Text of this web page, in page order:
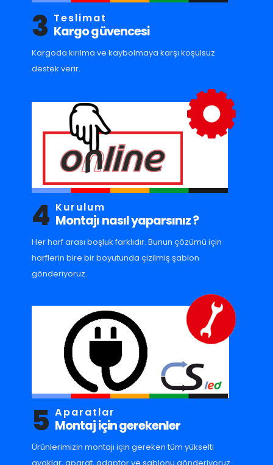
3 Teslimat
Kargo güvencesi
Kargoda kırılma ve kaybolmaya karşı koşulsuz
destek verir.
4 Kurulum
Montajı nasıl yaparsınız ?
Her harf arası boşluk farklıdır. Bunun çözümü için
harflerin bire bir boyutunda çizilmiş şablon
gönderiyoruz.
5 Aparatlar
Montaj için gerekenler
Ürünlerimizin montajı için gereken tüm yükselti